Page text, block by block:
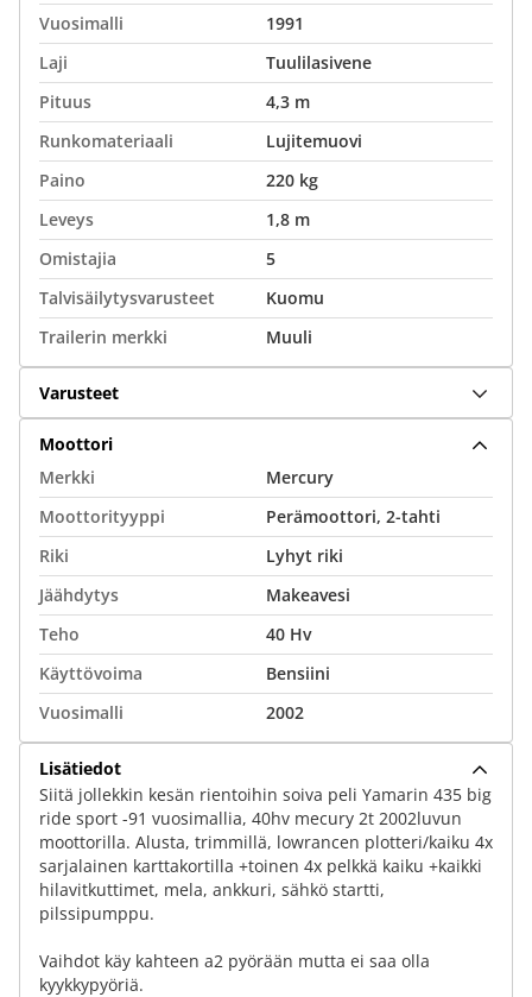
Vuosimalli
1991
Laji
Tuulilasivene
Pituus
4,3 m
Runkomateriaali
Lujitemuovi
Paino
220 kg
Leveys
1,8 m
Omistajia
5
Talvisäilytysvarusteet
Kuomu
Trailerin merkki
Muuli
Varusteet
Moottori
Merkki
Mercury
Moottorityyppi
Perämoottori, 2-tahti
Riki
Lyhyt riki
Jäähdytys
Makeavesi
Teho
40 Hv
Käyttövoima
Bensiini
Vuosimalli
2002
Lisätiedot
Siitä jollekkin kesän rientoihin soiva peli Yamarin 435 big
ride sport -91 vuosimallia, 40hv mecury 2t 2002luvun
moottorilla. Alusta, trimmillä, lowrancen plotteri/kaiku 4x
sarjalainen karttakortilla +toinen 4x pelkkä kaiku +kaikki
hilavitkuttimet, mela, ankkuri, sähkö startti,
pilssipumppu.
Vaihdot käy kahteen a2 pyörään mutta ei saa olla
kyykkypyöriä.